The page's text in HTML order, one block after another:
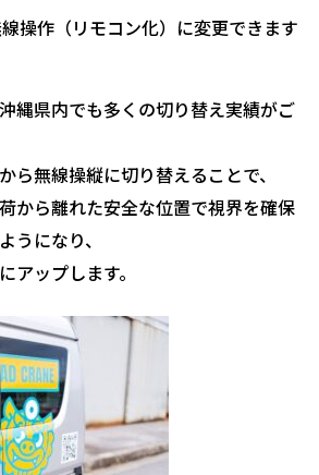
操作（リモコン化）に変更できます
縄県内でも多くの切り替え実績がご
ら無線操縦に切り替えることで、
から離れた安全な位置で視界を確保
うになり、
アップします。